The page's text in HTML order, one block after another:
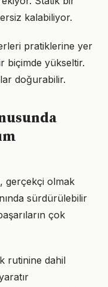
kalabiliyor.
pratiklerine yer
biçimde yükseltir.
doğurabilir.
gerçekçi olmak
sürdürülebilir
çok
rutinine dahil